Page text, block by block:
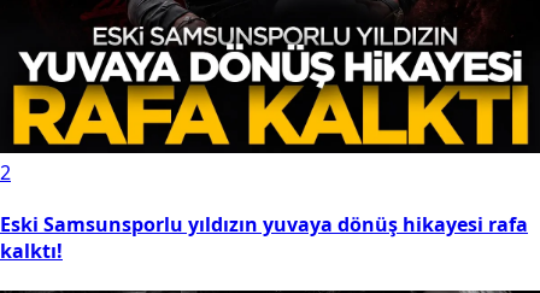
2
Eski Samsunsporlu yıldızın yuvaya dönüş hikayesi rafa
kalktı!